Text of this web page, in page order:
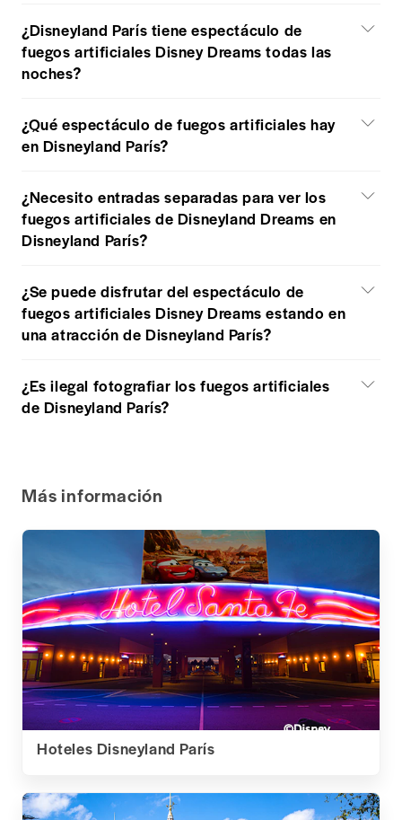
¿Disneyland París tiene espectáculo de
fuegos artificiales Disney Dreams todas las
noches?
¿Qué espectáculo de fuegos artificiales hay
en Disneyland París?
¿Necesito entradas separadas para ver los
fuegos artificiales de Disneyland Dreams en
Disneyland París?
¿Se puede disfrutar del espectáculo de
fuegos artificiales Disney Dreams estando en
una atracción de Disneyland París?
¿Es ilegal fotografiar los fuegos artificiales
de Disneyland París?
Más información
Hoteles Disneyland París